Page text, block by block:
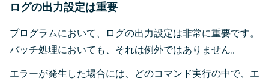
ログの出力設定は重要
プログラムにおいて、ログの出力設定は非常に重要です。
バッチ処理においても、それは例外ではありません。
エラーが発生した場合には、どのコマンド実行の中で、エ